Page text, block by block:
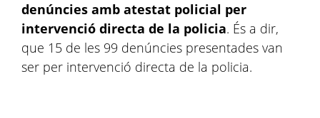
denúncies amb atestat policial per
intervenció directa de la policia. És a dir,
que 15 de les 99 denúncies presentades van
ser per intervenció directa de la policia.